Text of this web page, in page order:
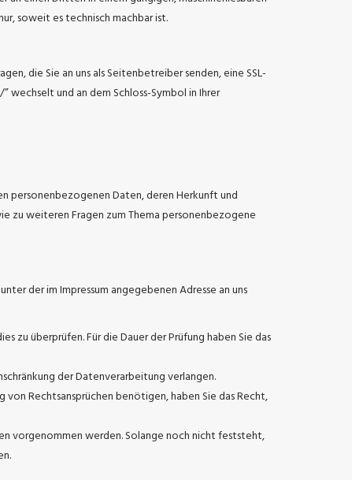
soweit es technisch machbar ist.
die Sie an uns als Seitenbetreiber senden, eine SSL-
wechselt und an dem Schloss-Symbol in Ihrer
personenbezogenen Daten, deren Herkunft und
zu weiteren Fragen zum Thema personenbezogene
der im Impressum angegebenen Adresse an uns
überprüfen. Für die Dauer der Prüfung haben Sie das
der Datenverarbeitung verlangen.
Rechtsansprüchen benötigen, haben Sie das Recht,
vorgenommen werden. Solange noch nicht feststeht,